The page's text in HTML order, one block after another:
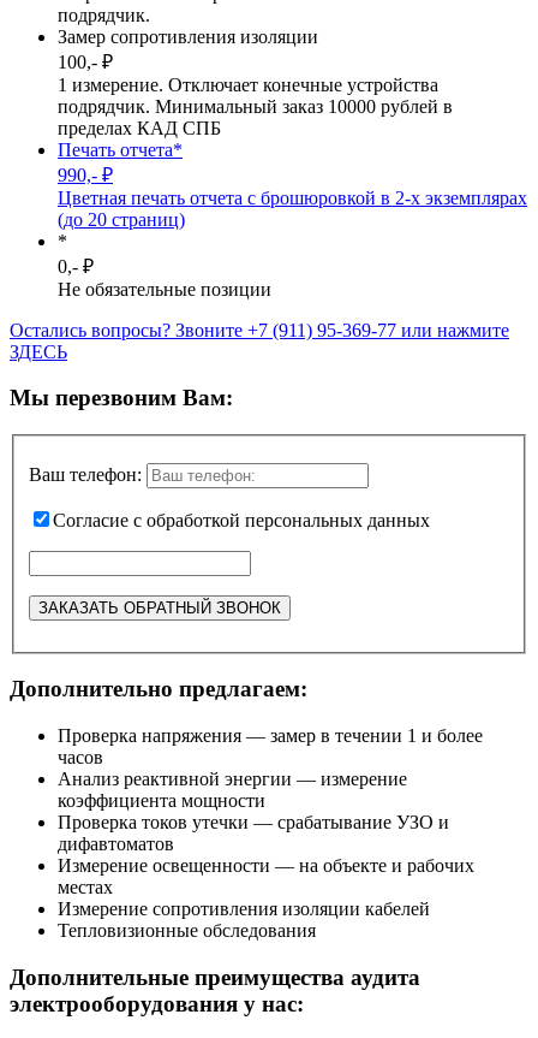
подрядчик.
Замер сопротивления изоляции
100,- ₽
1 измерение. Отключает конечные устройства
подрядчик. Минимальный заказ 10000 рублей в
пределах КАД СПБ
Печать отчета*
990,- ₽
Цветная печать отчета с брошюровкой в 2-х экземплярах
(до 20 страниц)
*
0,- ₽
Не обязательные позиции
Остались вопросы? Звоните +7 (911) 95-369-77 или нажмите
ЗДЕСЬ
Мы перезвоним Вам:
Ваш телефон:
Согласие с обработкой персональных данных
Дополнительно предлагаем:
Проверка напряжения — замер в течении 1 и более
часов
Анализ реактивной энергии — измерение
коэффициента мощности
Проверка токов утечки — срабатывание УЗО и
дифавтоматов
Измерение освещенности — на объекте и рабочих
местах
Измерение сопротивления изоляции кабелей
Тепловизионные обследования
Дополнительные преимущества аудита
электрооборудования у нас: